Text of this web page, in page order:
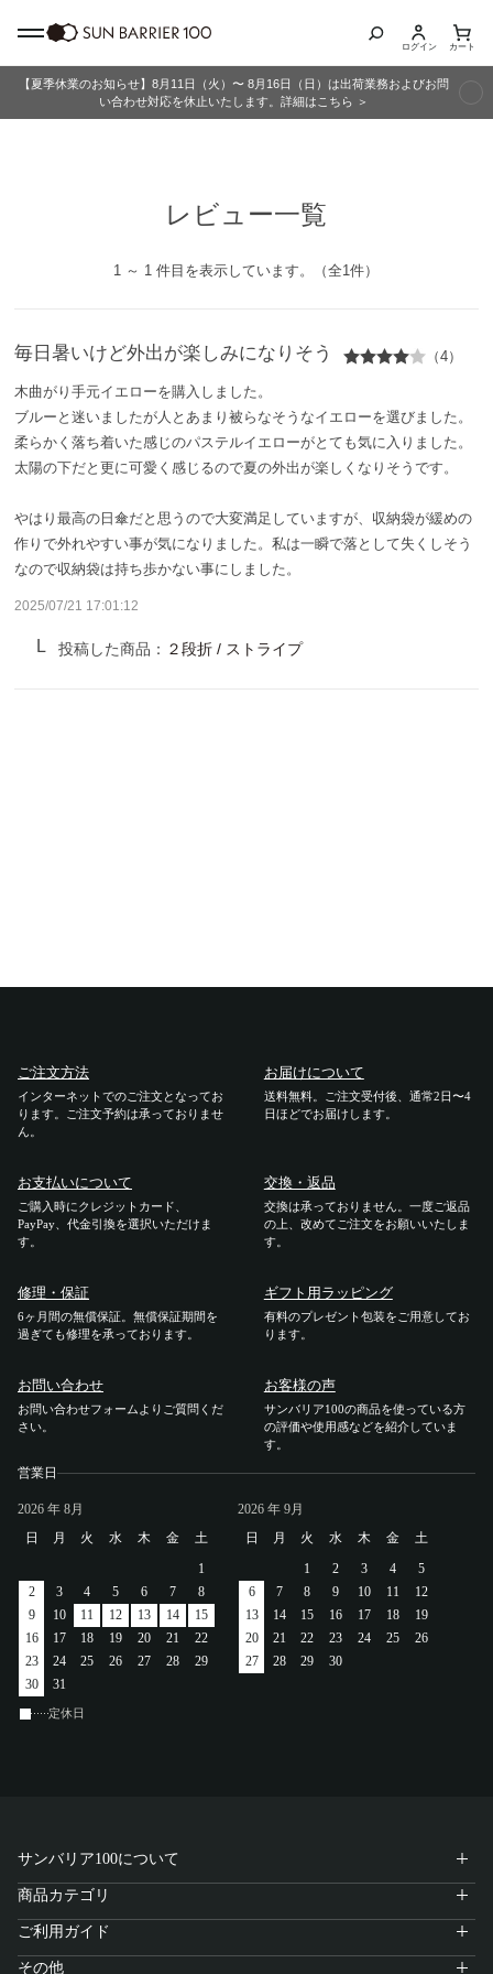
商品カテゴリ
メンズ
キッズ
サンバリア100について
ご注文方法
お支払いについて
修理 ・保証
ギフト用ラッピング
よくあるご質問・お問い合わせ
特定商取引法に基づく表示
会社概要
プライバシーポリシー
ログイン カート
【夏季休業のお知らせ】8月11日（火）〜 8月16日（日）は出荷業務およびお問
い合わせ対応を休止いたします。詳細はこちら ＞
レビュー一覧
1 ～ 1 件目を表示しています。（全1件）
毎日暑いけど外出が楽しみになりそう （4）
木曲がり手元イエローを購入しました。
ブルーと迷いましたが人とあまり被らなそうなイエローを選びました。
柔らかく落ち着いた感じのパステルイエローがとても気に入りました。
太陽の下だと更に可愛く感じるので夏の外出が楽しくなりそうです。
やはり最高の日傘だと思うので大変満足していますが、収納袋が緩めの
作りで外れやすい事が気になりました。私は一瞬で落として失くしそう
なので収納袋は持ち歩かない事にしました。
2025/07/21 17:01:12
投稿した商品： ２段折 / ストライプ
ご注文方法
インターネットでのご注文となってお
ります。ご注文予約は承っておりませ
ん。
お届けについて
送料無料。ご注文受付後、通常2日〜4
日ほどでお届けします。
お支払いについて
ご購入時にクレジットカード、
PayPay、代金引換を選択いただけま
す。
交換・返品
交換は承っておりません。一度ご返品
の上、改めてご注文をお願いいたしま
す。
修理・保証
6ヶ月間の無償保証。無償保証期間を
過ぎても修理を承っております。
ギフト用ラッピング
有料のプレゼント包装をご用意してお
ります。
お問い合わせ
お問い合わせフォームよりご質問くだ
さい。
お客様の声
サンバリア100の商品を使っている方
の評価や使用感などを紹介していま
す。
営業日
2026 年 8月
日
月 火 水 木 金
土
1
2
3 4 5 6 7
8
9
10 11 12 13 14
15
16
17 18 19 20 21
22
23
24 25 26 27 28
29
30
31
2026 年 9月
日
月 火 水 木 金
土
1
2 3 4
5
6
7 8 9 10 11
12
13
14 15 16 17 18
19
20
21 22 23 24 25
26
27
28 29 30
定休日
サンバリア100について
商品カテゴリ
ご利用ガイド
その他